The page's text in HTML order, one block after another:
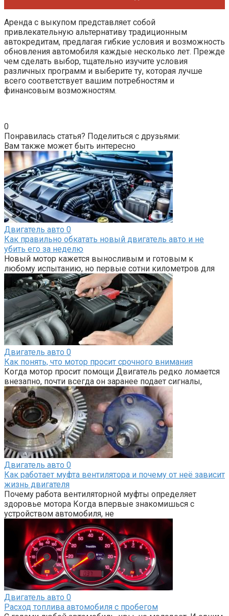
Аренда с выкупом представляет собой
привлекательную альтернативу традиционным
автокредитам, предлагая гибкие условия и возможность
обновления автомобиля каждые несколько лет. Прежде
чем сделать выбор, тщательно изучите условия
различных программ и выберите ту, которая лучше
всего соответствует вашим потребностям и
финансовым возможностям.
0
Понравилась статья? Поделиться с друзьями:
Вам также может быть интересно
Двигатель авто 0
Как правильно обкатать новый двигатель авто и не
убить его за неделю
Новый мотор кажется выносливым и готовым к
любому испытанию, но первые сотни километров для
Двигатель авто 0
Как понять, что мотор просит срочного внимания
Когда мотор просит помощи Двигатель редко ломается
внезапно, почти всегда он заранее подает сигналы,
Двигатель авто 0
Как работает муфта вентилятора и почему от неё зависит
жизнь двигателя
Почему работа вентиляторной муфты определяет
здоровье мотора Когда впервые знакомишься с
устройством автомобиля, не
Двигатель авто 0
Расход топлива автомобиля с пробегом